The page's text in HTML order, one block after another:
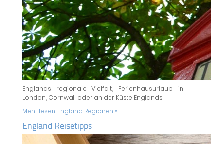
Englands regionale Vielfalt, Ferienhausurlaub in
London, Cornwall oder an der Küste Englands
Mehr lesen: England Regionen »
England Reisetipps